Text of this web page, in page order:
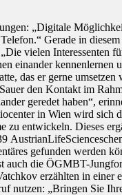
„Digitale
Gerade in
vielen Interessenten
einander
das er gerne
den Kontakt im
geredet haben“,
in Wien wird
zu entwickeln. Dieses
gefunden werden
auch die ÖGMBT-
erzählten in
nutzen: „Bringen Sie